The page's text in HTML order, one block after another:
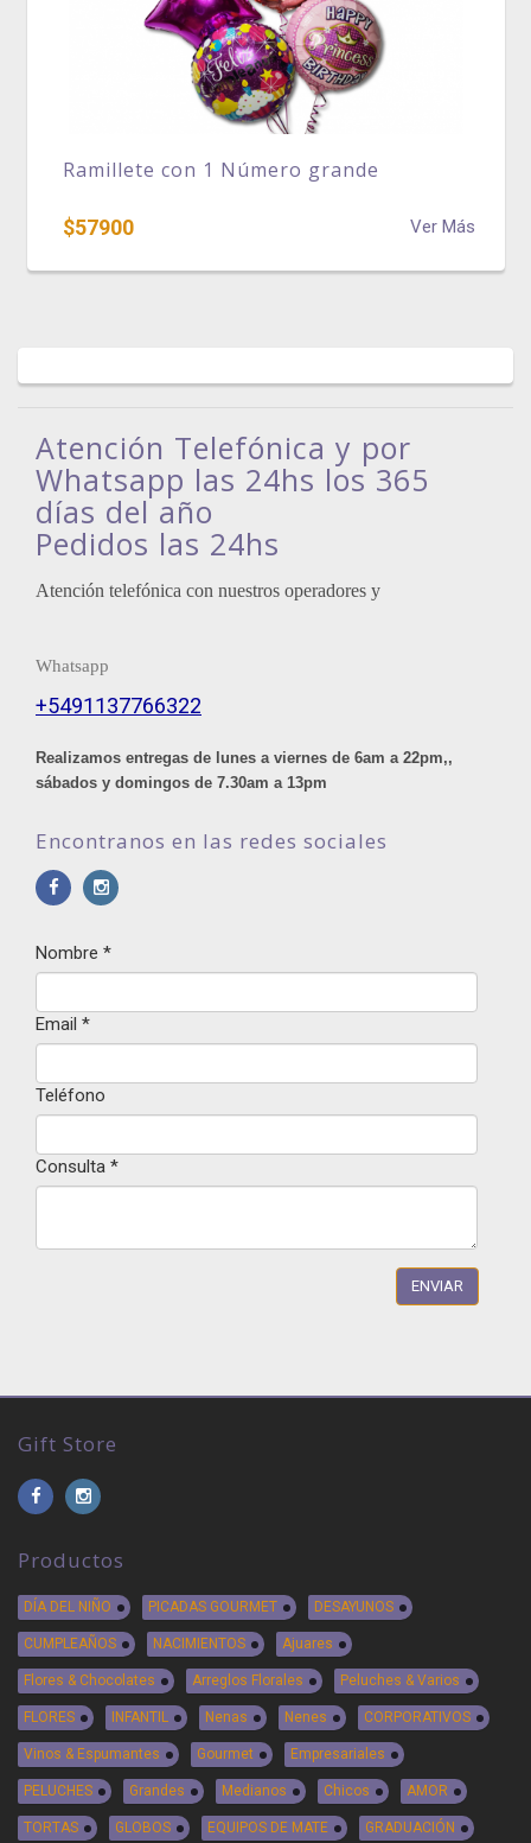
Ramillete con 1 Número grande
$57900 Ver Más
Atención Telefónica y por
Whatsapp las 24hs los 365
días del año
Pedidos las 24hs
Atención telefónica con nuestros operadores y
Whatsapp
+5491137766322
Realizamos entregas de lunes a viernes de 6am a 22pm,,
sábados y domingos de 7.30am a 13pm
Encontranos en las redes sociales
Nombre *
Email *
Teléfono
Consulta *
Gift Store
Productos
DÍA DEL NIÑO PICADAS GOURMET DESAYUNOS
CUMPLEAÑOS NACIMIENTOS Ajuares
Flores & Chocolates Arreglos Florales Peluches & Varios
FLORES INFANTIL Nenas Nenes CORPORATIVOS
Vinos & Espumantes Gourmet Empresariales
PELUCHES Grandes Medianos Chicos AMOR
TORTAS GLOBOS EQUIPOS DE MATE GRADUACIÓN